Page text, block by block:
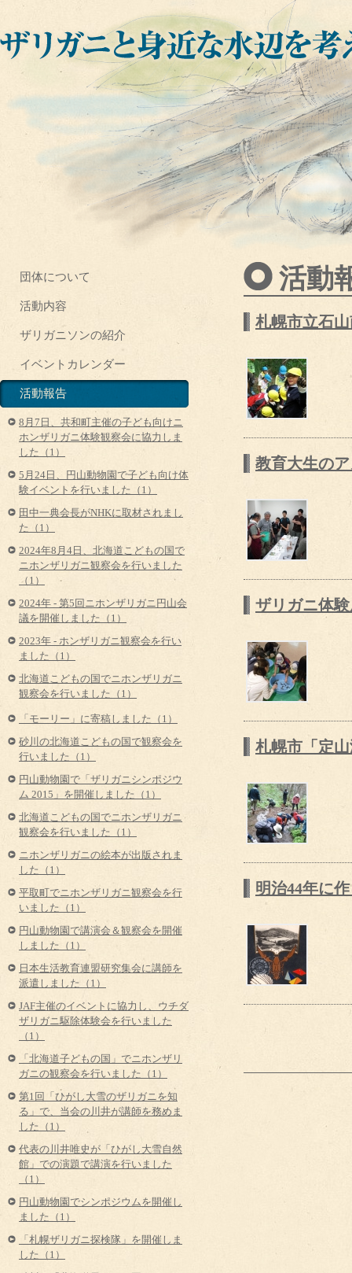
活動
札幌市立石
教育大生の
ザリガニ体
札幌市「定
明治44年に
団体について
活動内容
ザリガニソンの紹介
イベントカレンダー
活動報告
8月7日、共和町主催の子ども向けニ
ホンザリガニ体験観察会に協力しま
した（1）
5月24日、円山動物園で子ども向け体
験イベントを行いました（1）
田中一典会長がNHKに取材されまし
た（1）
2024年8月4日、北海道こどもの国で
ニホンザリガニ観察会を行いました
（1）
2024年 - 第5回ニホンザリガニ円山会
議を開催しました（1）
2023年 - ホンザリガニ観察会を行い
ました（1）
北海道こどもの国でニホンザリガニ
観察会を行いました（1）
「モーリー」に寄稿しました（1）
砂川の北海道こどもの国で観察会を
行いました（1）
円山動物園で「ザリガニシンポジウ
ム 2015」を開催しました（1）
北海道こどもの国でニホンザリガニ
観察会を行いました（1）
ニホンザリガニの絵本が出版されま
した（1）
平取町でニホンザリガニ観察会を行
いました（1）
円山動物園で講演会＆観察会を開催
しました（1）
日本生活教育連盟研究集会に講師を
派遣しました（1）
JAF主催のイベントに協力し、ウチダ
ザリガニ駆除体験会を行いました
（1）
「北海道子どもの国」でニホンザリ
ガニの観察会を行いました（1）
第1回「ひがし大雪のザリガニを知
る」で、当会の川井が講師を務めま
した（1）
代表の川井唯史が「ひがし大雪自然
館」での演題で講演を行いました
（1）
円山動物園でシンポジウムを開催し
ました（1）
「札幌ザリガニ探検隊」を開催しま
した（1）